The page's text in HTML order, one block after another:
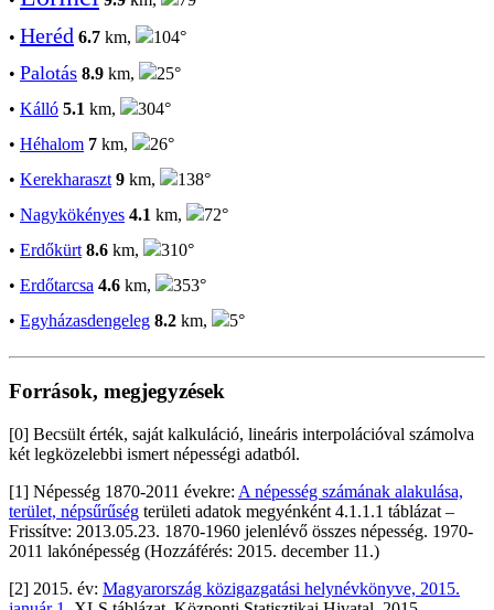
• Heréd 6.7 km,
104°
• Palotás 8.9 km,
25°
• Kálló 5.1 km,
304°
• Héhalom 7 km,
26°
• Kerekharaszt 9 km,
138°
• Nagykökényes 4.1 km,
72°
• Erdőkürt 8.6 km,
310°
• Erdőtarcsa 4.6 km,
353°
• Egyházasdengeleg 8.2 km, 5°
Források, megjegyzések
[0] Becsült érték, saját kalkuláció, lineáris interpolációval számolva
két legközelebbi ismert népességi adatból.
[1] Népesség 1870-2011 évekre: A népesség számának alakulása,
terület, népsűrűség területi adatok megyénként 4.1.1.1 táblázat –
Frissítve: 2013.05.23. 1870-1960 jelenlévő összes népesség. 1970-
2011 lakónépesség (Hozzáférés: 2015. december 11.)
[2] 2015. év: Magyarország közigazgatási helynévkönyve, 2015.